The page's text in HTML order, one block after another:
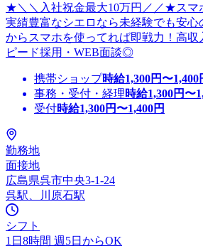
★＼＼入社祝金最大10万円／／★スマ
実績豊富なシエロなら未経験でも安
からスマホを使ってれば即戦力！高収
ピード採用・WEB面談◎
携帯ショップ時給1,300円〜1,400
事務・受付・経理時給1,300円〜
受付時給1,300円〜1,400円
勤務地
面接地
広島県呉市中央3-1-24
呉駅、川原石駅
シフト
1日8時間 週5日からOK